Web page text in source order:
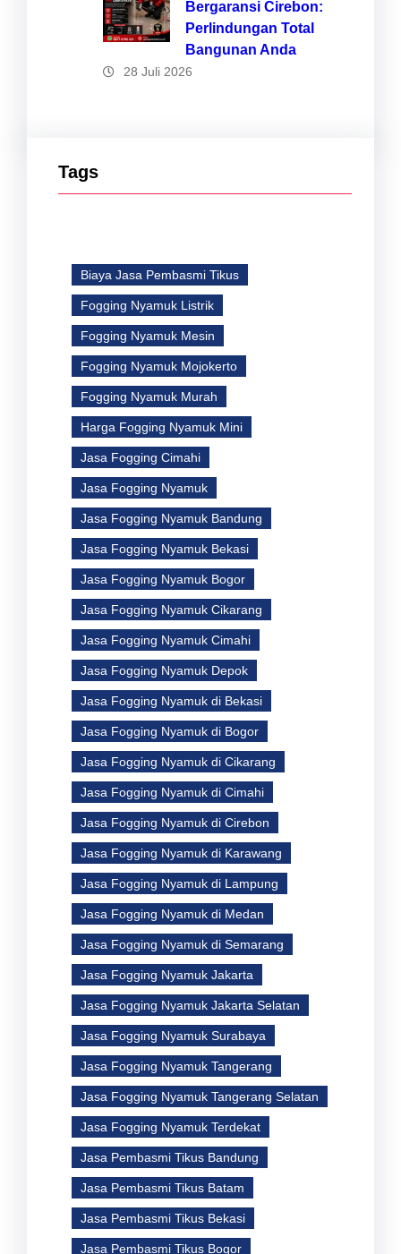
Bergaransi Cirebon:
Perlindungan Total
Bangunan Anda
28 Juli 2026
Tags
Biaya Jasa Pembasmi Tikus
Fogging Nyamuk Listrik
Fogging Nyamuk Mesin
Fogging Nyamuk Mojokerto
Fogging Nyamuk Murah
Harga Fogging Nyamuk Mini
Jasa Fogging Cimahi
Jasa Fogging Nyamuk
Jasa Fogging Nyamuk Bandung
Jasa Fogging Nyamuk Bekasi
Jasa Fogging Nyamuk Bogor
Jasa Fogging Nyamuk Cikarang
Jasa Fogging Nyamuk Cimahi
Jasa Fogging Nyamuk Depok
Jasa Fogging Nyamuk di Bekasi
Jasa Fogging Nyamuk di Bogor
Jasa Fogging Nyamuk di Cikarang
Jasa Fogging Nyamuk di Cimahi
Jasa Fogging Nyamuk di Cirebon
Jasa Fogging Nyamuk di Karawang
Jasa Fogging Nyamuk di Lampung
Jasa Fogging Nyamuk di Medan
Jasa Fogging Nyamuk di Semarang
Jasa Fogging Nyamuk Jakarta
Jasa Fogging Nyamuk Jakarta Selatan
Jasa Fogging Nyamuk Surabaya
Jasa Fogging Nyamuk Tangerang
Jasa Fogging Nyamuk Tangerang Selatan
Jasa Fogging Nyamuk Terdekat
Jasa Pembasmi Tikus Bandung
Jasa Pembasmi Tikus Batam
Jasa Pembasmi Tikus Bekasi
Jasa Pembasmi Tikus Bogor